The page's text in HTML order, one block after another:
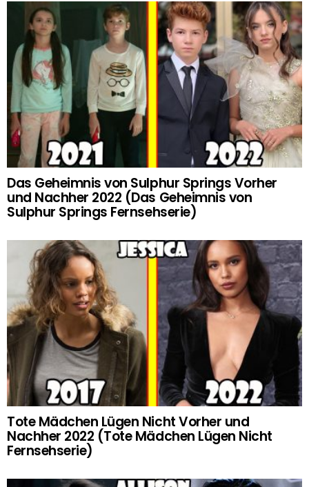
Das Geheimnis von Sulphur Springs Vorher
und Nachher 2022 (Das Geheimnis von
Sulphur Springs Fernsehserie)
Tote Mädchen Lügen Nicht Vorher und
Nachher 2022 (Tote Mädchen Lügen Nicht
Fernsehserie)